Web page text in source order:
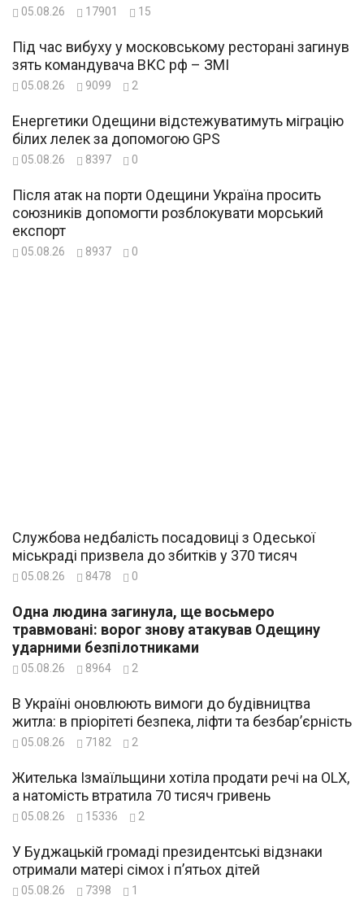
05.08.26 17901 15
Під час вибуху у московському ресторані загинув
зять командувача ВКС рф – ЗМІ
05.08.26 9099 2
Енергетики Одещини відстежуватимуть міграцію
білих лелек за допомогою GPS
05.08.26 8397 0
Після атак на порти Одещини Україна просить
союзників допомогти розблокувати морський
експорт
05.08.26 8937 0
Службова недбалість посадовиці з Одеської
міськраді призвела до збитків у 370 тисяч
05.08.26 8478 0
Одна людина загинула, ще восьмеро
травмовані: ворог знову атакував Одещину
ударними безпілотниками
05.08.26 8964 2
В Україні оновлюють вимоги до будівництва
житла: в пріорітеті безпека, ліфти та безбар’єрність
05.08.26 7182 2
Жителька Ізмаїльщини хотіла продати речі на OLX,
а натомість втратила 70 тисяч гривень
05.08.26 15336 2
У Буджацькій громаді президентські відзнаки
отримали матері сімох і п’ятьох дітей
05.08.26 7398 1